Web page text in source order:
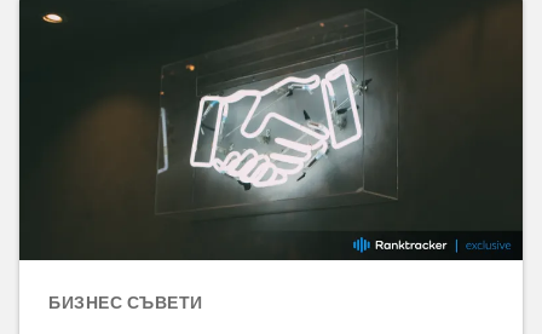
БИЗНЕС СЪВЕТИ